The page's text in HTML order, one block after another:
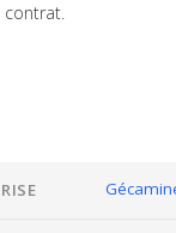
contrat.